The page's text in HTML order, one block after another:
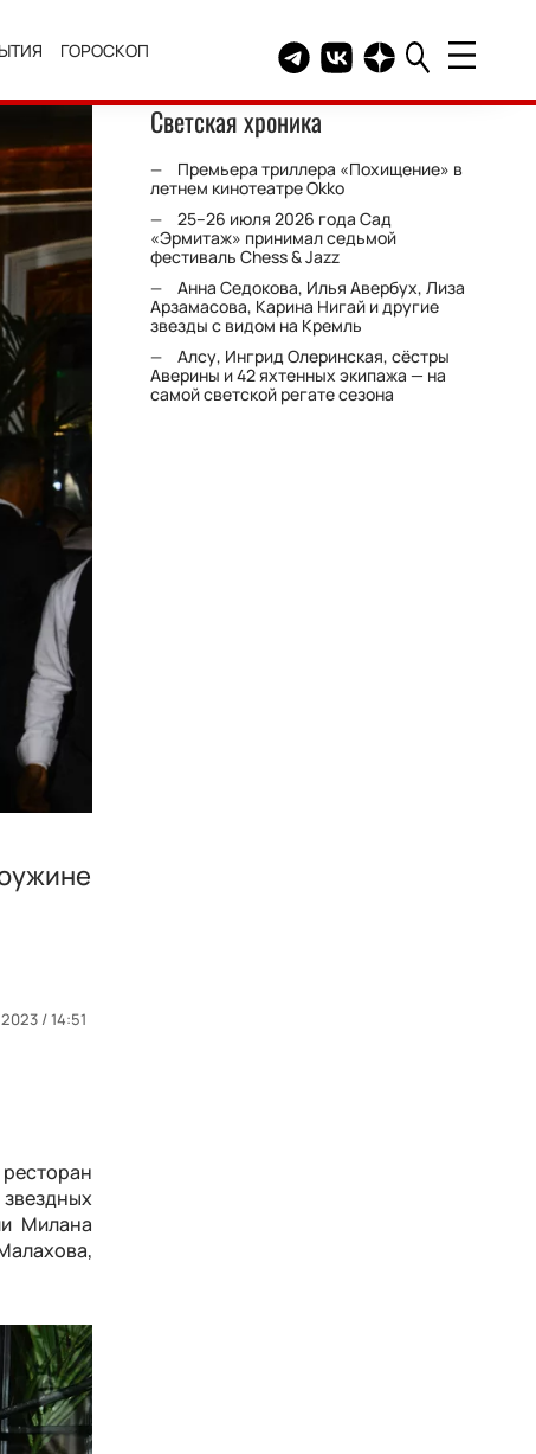
ГОРОСКОП Telegram канал HELLO
Группа HELLO
Канал HELLO в
/ 14:51
Милана
Светская хроника
Премьера триллера «Похищение» в
летнем кинотеатре Okko
25–26 июля 2026 года Сад
«Эрмитаж» принимал седьмой
фестиваль Chess & Jazz
Анна Седокова, Илья Авербух, Лиза
Арзамасова, Карина Нигай и другие
звезды с видом на Кремль
Алсу, Ингрид Олеринская, сёстры
Аверины и 42 яхтенных экипажа — на
самой светской регате сезона